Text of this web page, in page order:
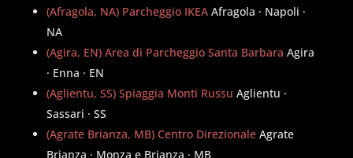
(Afragola, NA) Parcheggio IKEA Afragola · Napoli ·
NA
(Agira, EN) Area di Parcheggio Santa Barbara Agira
· Enna · EN
(Aglientu, SS) Spiaggia Monti Russu Aglientu ·
Sassari · SS
(Agrate Brianza, MB) Centro Direzionale Agrate
Brianza · Monza e Brianza · MB